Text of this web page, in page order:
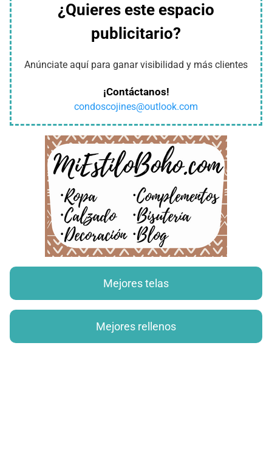
¿Quieres este espacio
publicitario?
Anúnciate aquí para ganar visibilidad y más clientes
¡Contáctanos!
condoscojines@outlook.com
Mejores telas
Mejores rellenos